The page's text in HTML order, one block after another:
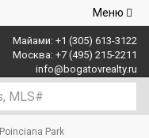
Открыть
Меню
Майами: +1 (305) 613-3122
Москва: +7 (495) 215-2211
info@bogatovrealty.ru
Poinciana Park